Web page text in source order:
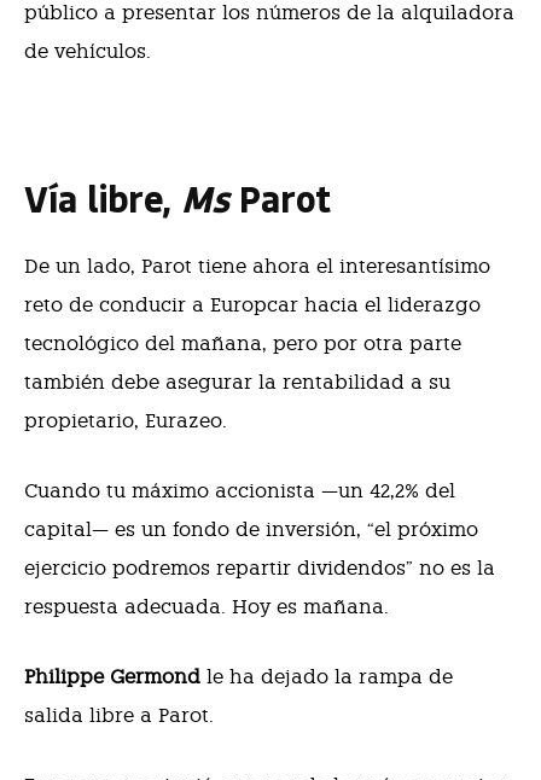
público a presentar los números de la alquiladora
de vehículos.
Vía libre, MsParot
De un lado, Parot tiene ahora el interesantísimo
reto de conducir a Europcar hacia el liderazgo
tecnológico del mañana, pero por otra parte
también debe asegurar la rentabilidad a su
propietario, Eurazeo.
Cuando tu máximo accionista —un 42,2% del
capital— es un fondo de inversión, “el próximo
ejercicio podremos repartir dividendos” no es la
respuesta adecuada. Hoy es mañana.
Philippe Germond le ha dejado la rampa de
salida libre a Parot.